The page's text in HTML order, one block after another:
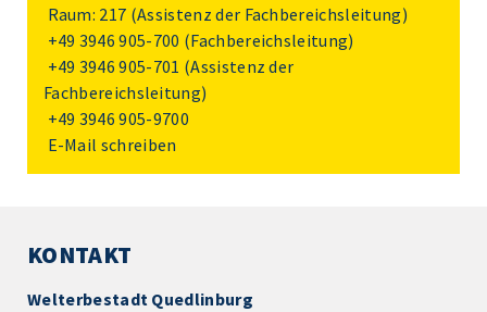
Raum: 217 (Assistenz der Fachbereichsleitung)
+49 3946 905-700 (Fachbereichsleitung)
+49 3946 905-701 (Assistenz der
Fachbereichsleitung)
+49 3946 905-9700
E-Mail schreiben
KONTAKT
Welterbestadt Quedlinburg